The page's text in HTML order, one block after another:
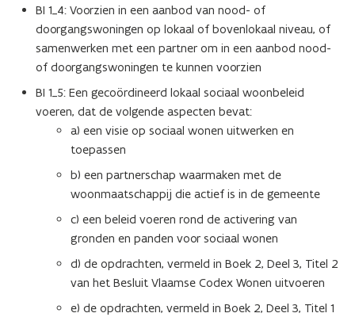
BI 1_4: Voorzien in een aanbod van nood- of
doorgangswoningen op lokaal of bovenlokaal niveau, of
samenwerken met een partner om in een aanbod nood-
of doorgangswoningen te kunnen voorzien
BI 1_5: Een gecoördineerd lokaal sociaal woonbeleid
voeren, dat de volgende aspecten bevat:
a) een visie op sociaal wonen uitwerken en
toepassen
b) een partnerschap waarmaken met de
woonmaatschappij die actief is in de gemeente
c) een beleid voeren rond de activering van
gronden en panden voor sociaal wonen
d) de opdrachten, vermeld in Boek 2, Deel 3, Titel 2
van het Besluit Vlaamse Codex Wonen uitvoeren
e) de opdrachten, vermeld in Boek 2, Deel 3, Titel 1